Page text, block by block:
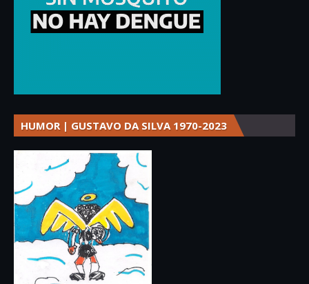
HUMOR | GUSTAVO DA SILVA 1970-2023